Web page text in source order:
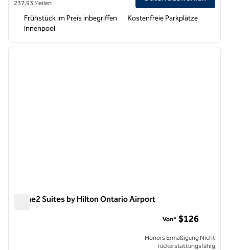
237,93 Meilen
Frühstück im Preis inbegriffen
Kostenfreie Parkplätze
Innenpool
1 von 12
Home2 Suites by Hilton Ontario Airport
Von* $126
Honors Ermäßigung Nicht
rückerstattungsfähig